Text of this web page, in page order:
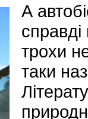
А
трохи
таки